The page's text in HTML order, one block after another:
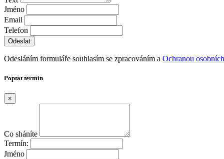
Jméno
Email
Telefon
Odesláním formuláře souhlasím se zpracováním a Ochranou
Poptat termín
×
Co sháníte
Termín:
Jméno